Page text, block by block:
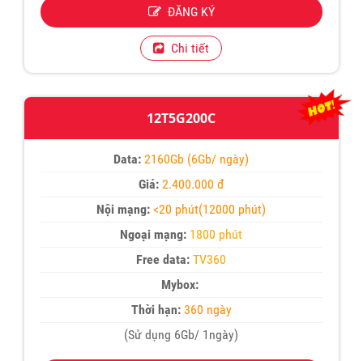
ĐĂNG KÝ
Chi tiết
12T5G200C
Data: 2160Gb (6Gb/ ngày)
Giá:2.400.000 đ
Nội mạng: <20 phút(12000 phút)
Ngoại mạng: 1800 phút
Free data: TV360
Mybox:
Thời hạn:360 ngày
(Sử dụng 6Gb/ 1ngày)